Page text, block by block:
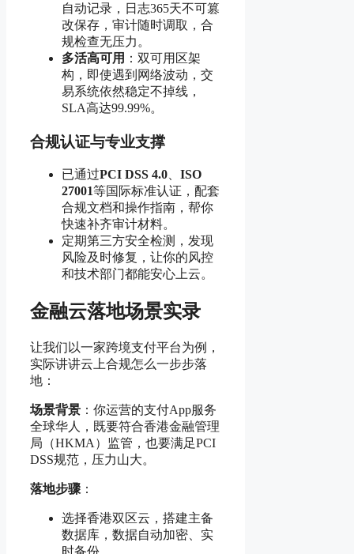
自动记录，日志365天不可篡
改保存，审计随时调取，合
规检查无压力。
多活高可用 ：双可用区架
构，即使遇到网络波动，交
易系统依然稳定不掉线，
SLA高达99.99%。
合规认证与专业支撑
已通过PCI DSS 4.0、 ISO
27001等国际标准认证，配套
合规文档和操作指南，帮你
快速补齐审计材料。
定期第三方安全检测，发现
风险及时修复，让你的风控
和技术部门都能安心上云。
金融云落地场景实录
让我们以一家跨境支付平台为例，
实际讲讲云上合规怎么一步步落
地：
场景背景 ：你运营的支付App服务
全球华人，既要符合香港金融管理
局（HKMA）监管，也要满足PCI
DSS规范，压力山大。
落地步骤 ：
选择香港双区云，搭建主备
数据库，数据自动加密、实